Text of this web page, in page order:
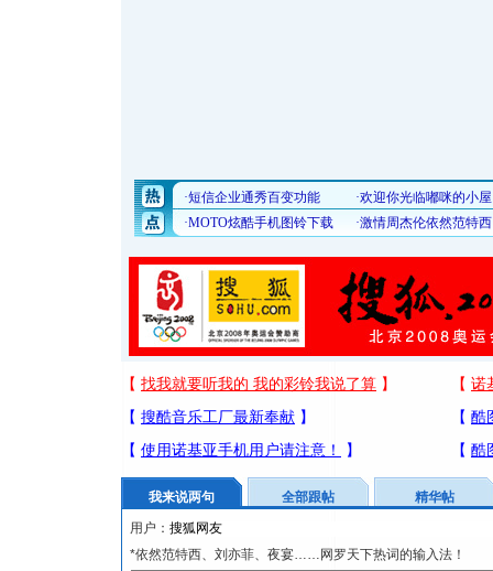
我来说两句 全部跟帖
精华帖
用户：
*依然范特西、刘亦菲、夜宴……网罗天下热词的输入法！